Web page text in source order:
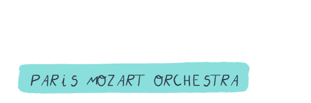
paris mozart orchestra